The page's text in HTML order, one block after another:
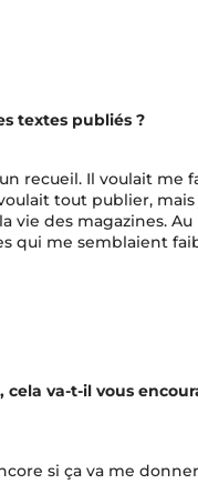
textes publiés ?
recueil. Il voulait me
tout publier, mais
vie des magazines. Au
qui me semblaient
va-t-il vous
si ça va me donner